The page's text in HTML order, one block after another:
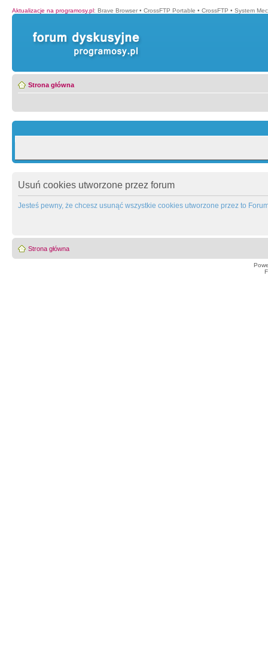
Aktualizacje na programosy.pl: Brave Browser • CrossFTP Portable • CrossFTP • System
Strona główna
Usuń cookies utworzone przez forum
Jesteś pewny, że chcesz usunąć wszystkie cookies utworzone przez to
Strona główna